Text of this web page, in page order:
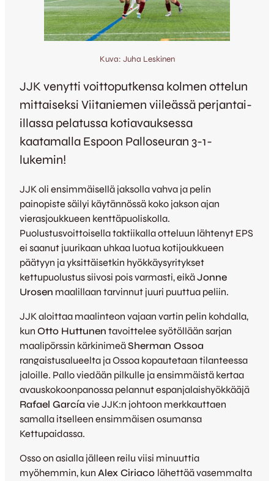
Kuva: Juha Leskinen
JJK venytti voittoputkensa kolmen ottelun
mittaiseksi Viitaniemen viileässä perjantai-
illassa pelatussa kotiavauksessa
kaatamalla Espoon Palloseuran 3-1-
lukemin!
JJK oli ensimmäisellä jaksolla vahva ja pelin
painopiste säilyi käytännössä koko jakson ajan
vierasjoukkueen kenttäpuoliskolla.
Puolustusvoittoisella taktiikalla otteluun lähtenyt EPS
ei saanut juurikaan uhkaa luotua kotijoukkueen
päätyyn ja yksittäisetkin hyökkäysyritykset
kettupuolustus siivosi pois varmasti, eikäJonne
Urosen maalillaan tarvinnut juuri puuttua peliin.
JJK aloittaa maalinteon vajaan vartin pelin kohdalla,
kun Otto Huttunen tavoittelee syötöllään sarjan
maalipörssin kärkinimeäSherman Ossoa
rangaistusalueelta ja Ossoa kopautetaan tilanteessa
jaloille. Pallo viedään pilkulle ja ensimmäistä kertaa
avauskokoonpanossa pelannut espanjalaishyökkääjä
Rafael García vie JJK:n johtoon merkkauttaen
samalla itselleen ensimmäisen osumansa
Kettupaidassa.
Osso on asialla jälleen reilu viisi minuuttia
myöhemmin, kun Alex Ciriaco lähettää vasemmalta